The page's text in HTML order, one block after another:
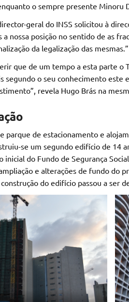
o sempre presente Minoru
geral do INSS solicitou à
nossa posição no sentido de as
da legalização das mesmas.”
que de um tempo a esta parte o
segundo o seu conhecimento este
revela Hugo Brás na
parque de estacionamento e
se um segundo edifício de 14
do Fundo de Segurança
e alterações de fundo do
do edifício passou a ser